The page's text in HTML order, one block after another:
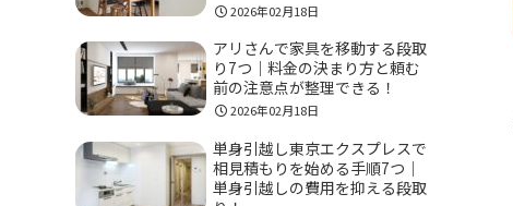
2026年02月18日
アリさんで家具を移動する段取
り7つ｜料金の決まり方と頼む
前の注意点が整理できる！
2026年02月18日
単身引越し東京エクスプレスで
相見積もりを始める手順7つ｜
単身引越しの費用を抑える段取